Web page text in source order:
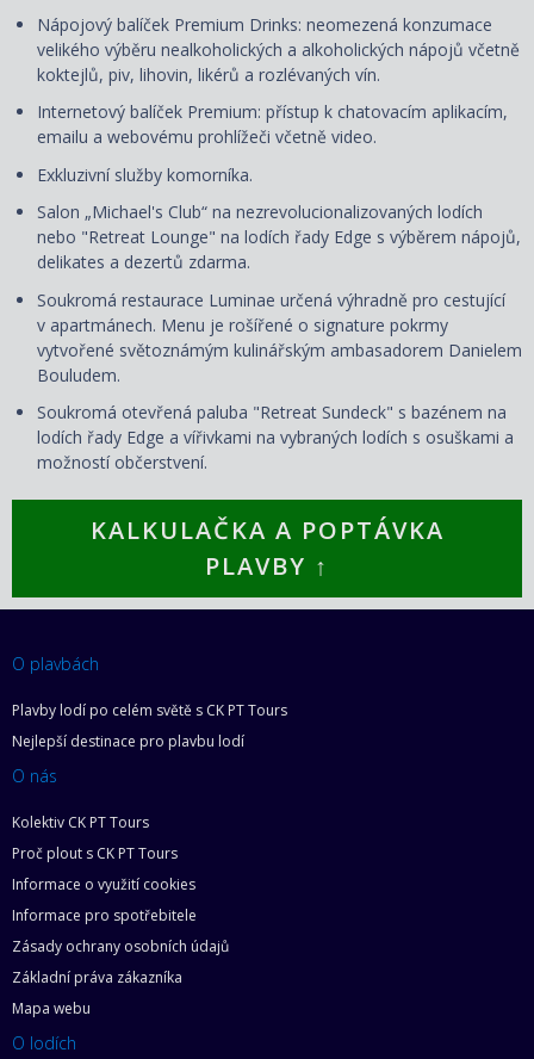
Nápojový balíček Premium Drinks: neomezená konzumace
velikého výběru nealkoholických a alkoholických nápojů včetně
koktejlů, piv, lihovin, likérů a rozlévaných vín.
Internetový balíček Premium: přístup k chatovacím aplikacím,
emailu a webovému prohlížeči včetně video.
Exkluzivní služby komorníka.
Salon „Michael's Club“ na nezrevolucionalizovaných lodích
nebo "Retreat Lounge" na lodích řady Edge s výběrem nápojů,
delikates a dezertů zdarma.
Soukromá restaurace Luminae určená výhradně pro cestující
v apartmánech. Menu je rošířené o signature pokrmy
vytvořené světoznámým kulinářským ambasadorem Danielem
Bouludem.
Soukromá otevřená paluba "Retreat Sundeck" s bazénem na
lodích řady Edge a vířivkami na vybraných lodích s osuškami a
možností občerstvení.
KALKULAČKA A POPTÁVKA
PLAVBY ↑
O plavbách
Plavby lodí po celém světě s CK PT Tours
Nejlepší destinace pro plavbu lodí
O nás
Kolektiv CK PT Tours
Proč plout s CK PT Tours
Informace o využití cookies
Informace pro spotřebitele
Zásady ochrany osobních údajů
Základní práva zákazníka
Mapa webu
O lodích